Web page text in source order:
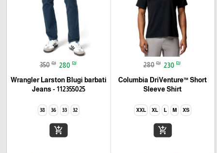
280 ₪ 230 ₪
Columbia DriVenture™ Short
Sleeve Shirt
XS
M
L
XL
XXL
add_shopping_cart
350 ₪ 280 ₪
Wrangler Larston Blugi barbati
Jeans - 112355025
32
33
36
38
add_shopping_cart